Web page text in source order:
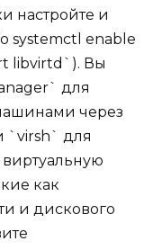
настройте и
systemctl enable
libvirtd`). Вы
для
через
`virsh` для
как
и дискового